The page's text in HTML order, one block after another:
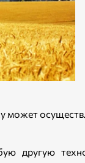
может
другую